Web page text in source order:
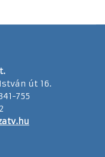
út 16.
755